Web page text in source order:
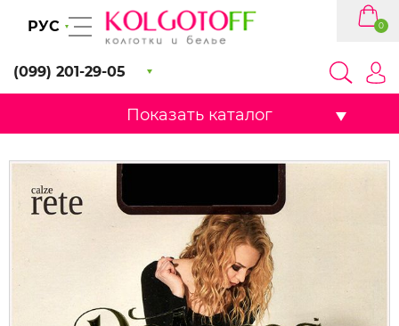
РУС
(099) 201-29-05
0
Показать каталог